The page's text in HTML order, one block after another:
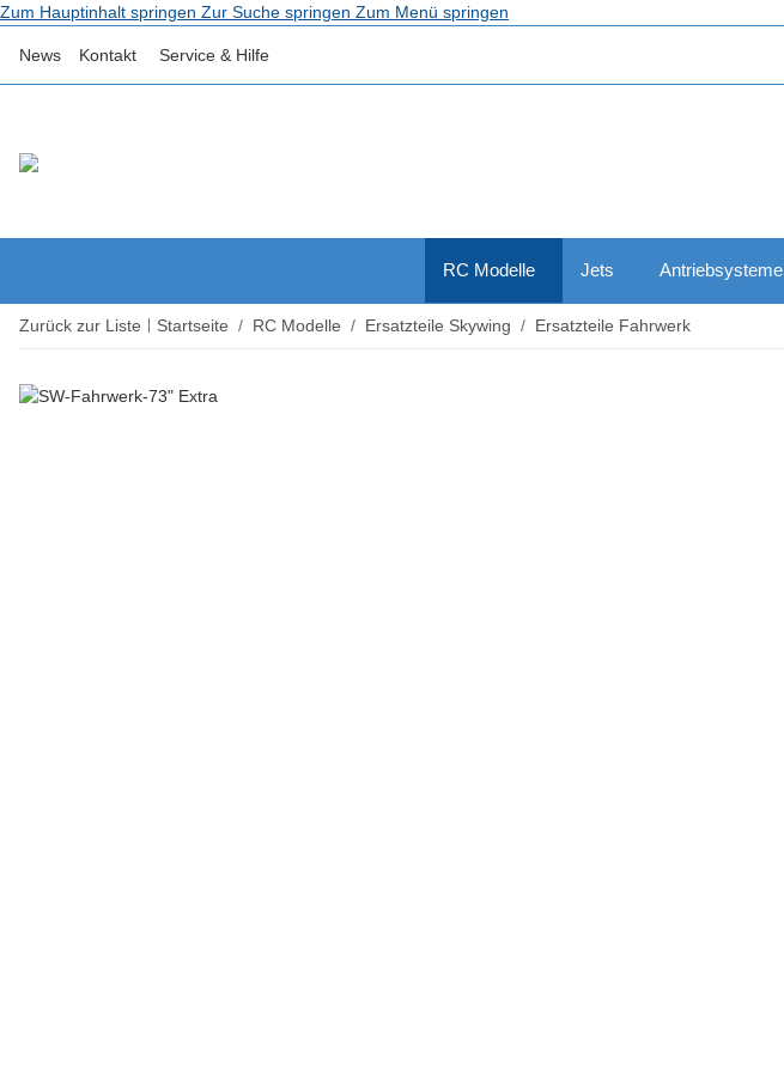
Zum Hauptinhalt springen Zur Suche springen Zum Menü springen
News Kontakt Service & Hilfe
RC Modelle Jets Antriebsysteme
Zurück zur Liste Startseite RC Modelle Ersatzteile Skywing Ersatzteile Fahrwerk